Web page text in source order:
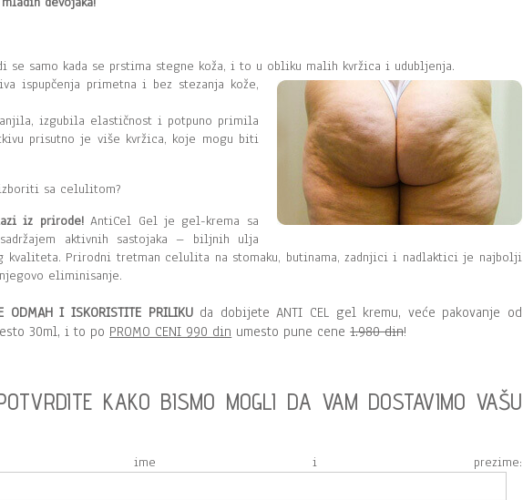
samo kada se prstima stegne koža, i to u obliku malih kvržica i udubljenja.
ispupčenja primetna i bez stezanja kože,
izgubila elastičnost i potpuno primila
prisutno je više kvržica, koje mogu biti
sa celulitom?
iz prirode!AntiCel Gel je gel-krema sa
aktivnih sastojaka – biljnih ulja
kvaliteta. Prirodni tretman celulita na stomaku, butinama, zadnjici i nadlaktici je najbolji
eliminisanje.
ODMAH I ISKORISTITE PRILIKUda dobijete ANTI CEL gel kremu, veće pakovanje od
30ml, i to po PROMO CENI 990 din umesto pune cene1.980 din!
KAKO BISMO MOGLI DA VAM DOSTAVIMO VAŠU
ime i prezime: